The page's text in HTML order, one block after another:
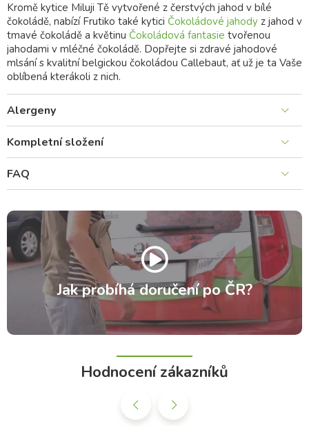
Kromě kytice Miluji Tě vytvořené z čerstvých jahod v bílé
čokoládě, nabízí Frutiko také kytici Čokoládové jahody z jahod v
tmavé čokoládě a květinu Čokoládová fantasie tvořenou
jahodami v mléčné čokoládě. Dopřejte si zdravé jahodové
mlsání s kvalitní belgickou čokoládou Callebaut, ať už je ta Vaše
oblíbená kterákoli z nich.
Alergeny
Kompletní složení
FAQ
Jak probíhá doručení po ČR?
Hodnocení zákazníků